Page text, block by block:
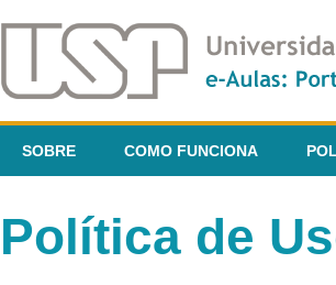
SOBRE COMO FUNCIONA
Política de